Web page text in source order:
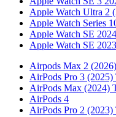
Apple Watch Ultra 2
Apple Watch Series
Apple Watch SE 2024
Apple Watch SE 2023
Airpods Max 2 (2026)
AirPods Pro 3 (2025)
AirPods Max (2024)
AirPods 4
AirPods Pro 2 (2023)